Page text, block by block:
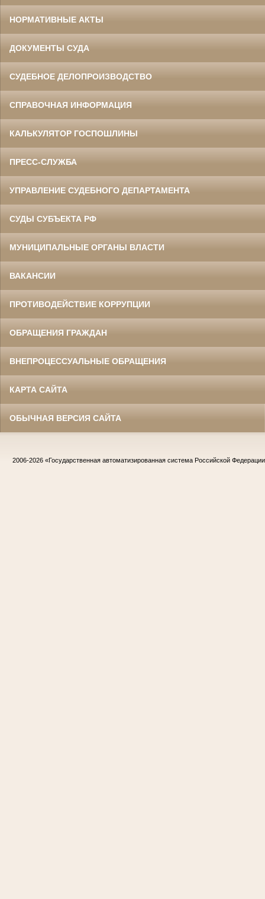
НОРМАТИВНЫЕ АКТЫ
ДОКУМЕНТЫ СУДА
СУДЕБНОЕ ДЕЛОПРОИЗВОДСТВО
СПРАВОЧНАЯ ИНФОРМАЦИЯ
КАЛЬКУЛЯТОР ГОСПОШЛИНЫ
ПРЕСС-СЛУЖБА
УПРАВЛЕНИЕ СУДЕБНОГО ДЕПАРТАМЕНТА
СУДЫ СУБЪЕКТА РФ
МУНИЦИПАЛЬНЫЕ ОРГАНЫ ВЛАСТИ
ВАКАНСИИ
ПРОТИВОДЕЙСТВИЕ КОРРУПЦИИ
ОБРАЩЕНИЯ ГРАЖДАН
ВНЕПРОЦЕССУАЛЬНЫЕ ОБРАЩЕНИЯ
КАРТА САЙТА
ОБЫЧНАЯ ВЕРСИЯ САЙТА
2006-2026 «Государственная автоматизированная система Российской